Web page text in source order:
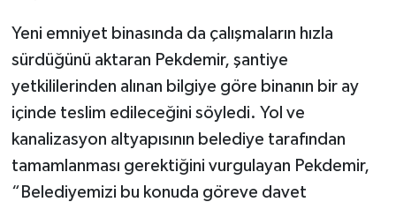
Yeni emniyet binasında da çalışmaların hızla
sürdüğünü aktaran Pekdemir, şantiye
yetkililerinden alınan bilgiye göre binanın bir ay
içinde teslim edileceğini söyledi. Yol ve
kanalizasyon altyapısının belediye tarafından
tamamlanması gerektiğini vurgulayan Pekdemir,
“Belediyemizi bu konuda göreve davet